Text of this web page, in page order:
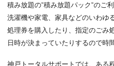
積み放題の”積み放題パック”のご
洗濯機や家電、家具などのいわゆ
処理券を購入したり、指定のごみ
日時が決まっていたりするので時
神戸トータルサポートでは、ある